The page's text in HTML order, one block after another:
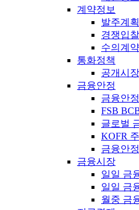
계약정보
발주계획
경쟁입
수의계
통화정책
공개시
금융안정
금융안
FSB
글로벌
KOFR
금융안
금융시장
일일 금
일일 금
월중 금